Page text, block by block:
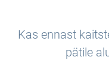
Kas ennast
pätile